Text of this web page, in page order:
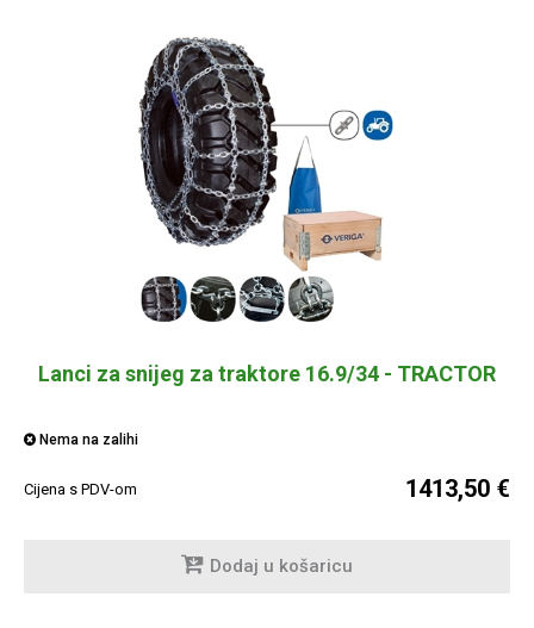
Lanci za snijeg za traktore 16.9/34 - TRACTOR
Nema na zalihi
Cijena s PDV-om 1413,50 €
Dodaj u košaricu